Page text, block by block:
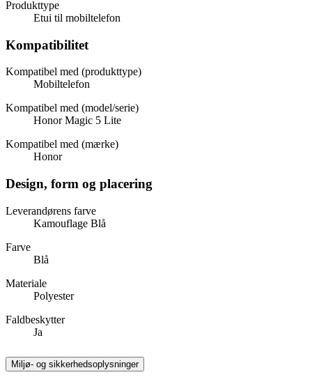
Produkttype
Etui til mobiltelefon
Kompatibilitet
Kompatibel med (produkttype)
Mobiltelefon
Kompatibel med (model/serie)
Honor Magic 5 Lite
Kompatibel med (mærke)
Honor
Design, form og placering
Leverandørens farve
Kamouflage Blå
Farve
Blå
Materiale
Polyester
Faldbeskytter
Ja
Miljø- og sikkerhedsoplysninger